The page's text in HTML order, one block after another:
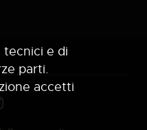
tecnici e di
parti.
accetti